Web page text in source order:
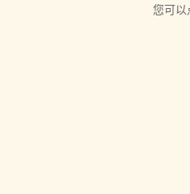
您可以